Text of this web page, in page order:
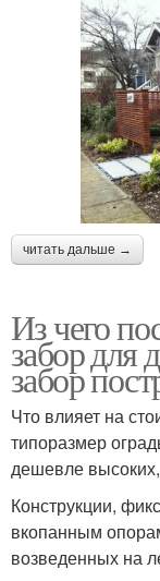
читать дальше →
Из чего
забор для
забор
Что влияет на
типоразмер
дешевле
Конструкции,
вкопанным
возведенных на